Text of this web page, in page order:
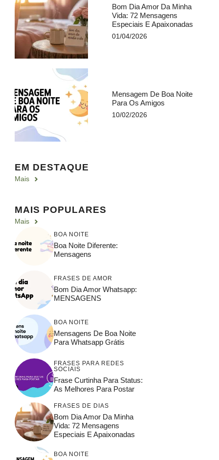
Bom Dia Amor Da Minha
Vida​: 72 Mensagens
Especiais E Apaixonadas
01/04/2026
Mensagem De Boa Noite
Para Os Amigos​
10/02/2026
EM DESTAQUE
Mais
MAIS POPULARES
Mais
BOA NOITE
Boa Noite Diferente​:
Mensagens
FRASES DE AMOR
Bom Dia Amor Whatsapp​:
MENSAGENS
BOA NOITE
Mensagens De Boa Noite
Para Whatsapp Grátis​
FRASES PARA REDES
SOCIAIS
Frase Curtinha Para Status:
As Melhores Para Postar
FRASES DE DIAS
Bom Dia Amor Da Minha
Vida​: 72 Mensagens
Especiais E Apaixonadas
BOA NOITE